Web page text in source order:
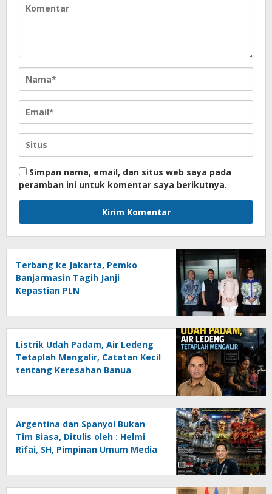
Simpan nama, email, dan situs web saya pada
peramban ini untuk komentar saya berikutnya.
Terbang ke Jakarta, Pemko
Banjarmasin Tagih Janji
Kepastian PLN
Listrik Udah Padam, Air Ledeng
Tetaplah Mengalir, Catatan Kecil
tentang Keresahan Banua
Ancaman Lingkungan, Oleh :
Helmi Rifai, SH
Argentina dan Spanyol Bukan
Tim Biasa, Ditulis oleh : Helmi
Rifai, SH, Pimpinan Umum Media